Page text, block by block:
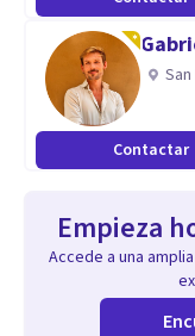
Contactar
Empieza
Accede a una